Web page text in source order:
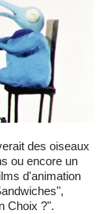
ou encore un
d'animation
Choix ?".